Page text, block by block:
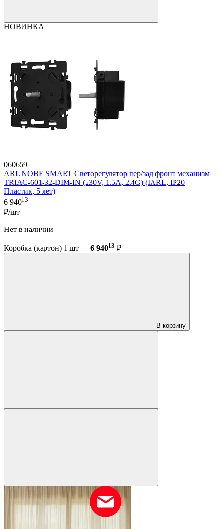
НОВИНКА
060659
ARL NOBE SMART Светорегулятор пер/зад фронт механизм
TRIAC-601-32-DIM-IN (230V, 1.5A, 2.4G) (IARL, IP20
Пластик, 5 лет)
6 94013
₽/шт
Нет в наличии
Коробка (картон) 1 шт — 6 94013 ₽
В корзину